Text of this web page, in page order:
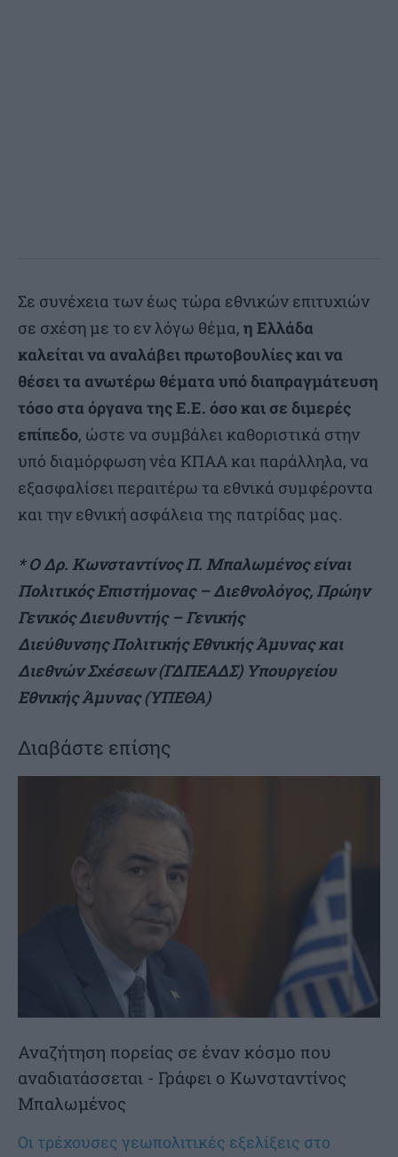
Σε συνέχεια των έως τώρα εθνικών επιτυχιών
σε σχέση με το εν λόγω θέμα, η Ελλάδα
καλείται να αναλάβει πρωτοβουλίες και να
θέσει τα ανωτέρω θέματα υπό διαπραγμάτευση
τόσο στα όργανα της Ε.Ε. όσο και σε διμερές
επίπεδο, ώστε να συμβάλει καθοριστικά στην
υπό διαμόρφωση νέα ΚΠΑΑ και παράλληλα, να
εξασφαλίσει περαιτέρω τα εθνικά συμφέροντα
και την εθνική ασφάλεια της πατρίδας μας.
* Ο Δρ. Κωνσταντίνος Π. Μπαλωμένος είναι
Πολιτικός Επιστήμονας – Διεθνολόγος, Πρώην
Γενικός Διευθυντής – Γενικής
Διεύθυνσης Πολιτικής Εθνικής Άμυνας και
Διεθνών Σχέσεων (ΓΔΠΕΑΔΣ) Υπουργείου
Εθνικής Άμυνας (ΥΠΕΘΑ)
Διαβάστε επίσης
Αναζήτηση πορείας σε έναν κόσμο που
αναδιατάσσεται - Γράφει ο Κωνσταντίνος
Μπαλωμένος
Οι τρέχουσες γεωπολιτικές εξελίξεις στο